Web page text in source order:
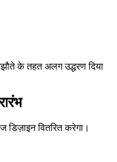
के तहत अलग उद्धरण दिया
डिज़ाइन वितरित करेगा।